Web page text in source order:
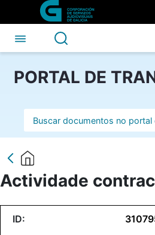
Skip to Main Content
Actividade
PORTAL DE
Barra de busca
Actividade